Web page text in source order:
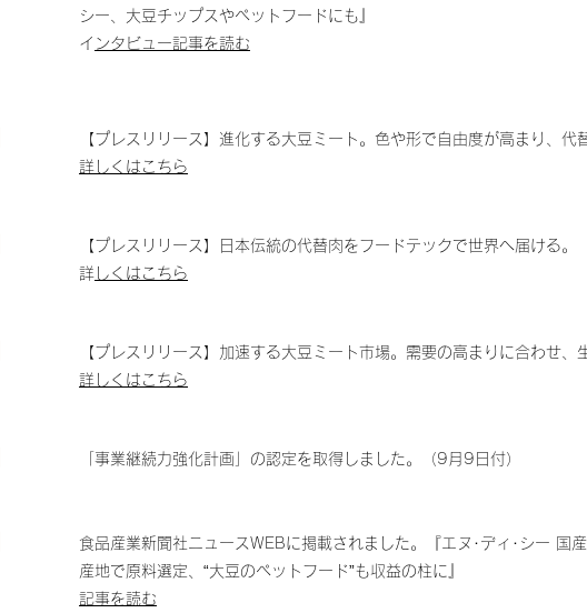
シー、大豆チップスやペットフードにも』
​ インタビュー記事を読む
【プレスリリース】進化する大豆ミート。色や形で自由度が高まり、代
詳しくはこちら
【プレスリリース】日本伝統の代替肉をフードテックで世界へ届ける。
​ 詳しくはこちら
【プレスリリース】加速する大豆ミート市場。需要の高まりに合わせ、
詳しくはこちら
「事業継続力強化計画」の認定を取得しました。（9月9日付）
食品産業新聞社ニュースWEBに掲載されました。『エヌ･ディ･シー 国
産地で原料選定、“大豆のペットフード”も収益の柱に』
記事を読む